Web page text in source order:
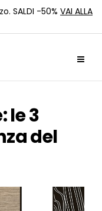
SALDI -50% VAI ALLA
le 3
del